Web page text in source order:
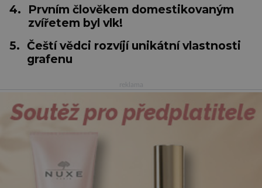
4.
Prvním člověkem domestikovaným
zvířetem byl vlk!
5. Čeští vědci rozvíjí unikátní vlastnosti
grafenu